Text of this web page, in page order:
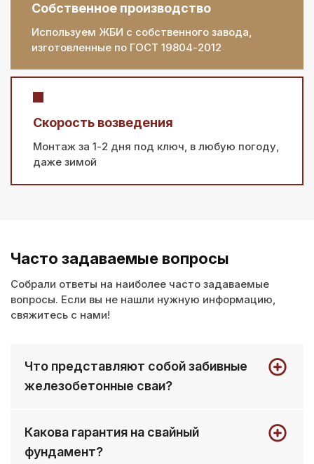
Собственное производство
Используем ЖБИ с собственного завода,
изготовленные по ГОСТ 19804-2012
Скорость возведения
Монтаж за 1-2 дня под ключ, в любую погоду,
даже зимой
Часто задаваемые вопросы
Собрали ответы на наиболее часто задаваемые
вопросы. Если вы не нашли нужную информацию,
свяжитесь с нами!
Что представляют собой забивные
железобетонные сваи?
стержни, которые забиваются в грунт
специальной техникой до плотного слоя.
Какова гарантия на свайный
фундамент?